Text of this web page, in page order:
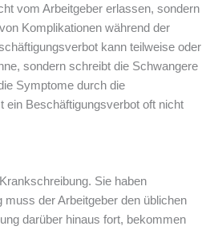
vom Arbeitgeber erlassen, sondern
Komplikationen während der
kann teilweise oder
sondern schreibt die Schwangere
Symptome durch die
ein Beschäftigungsverbot oft nicht
Sie haben
der Arbeitgeber den üblichen
darüber hinaus fort, bekommen